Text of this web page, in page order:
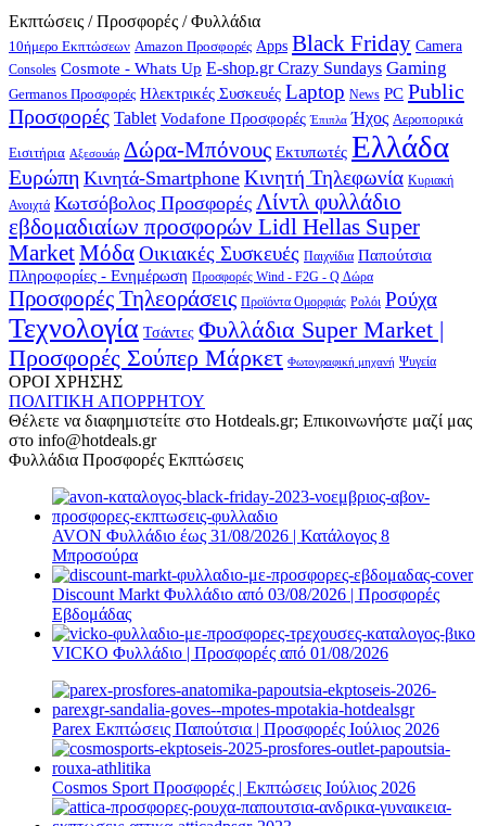
Εκπτώσεις / Προσφορές / Φυλλάδια
10ήμερο Εκπτώσεων Amazon Προσφορές Apps Black Friday Camera
Consoles Cosmote - Whats Up E-shop.gr Crazy Sundays Gaming
Germanos Προσφορές Hλεκτρικές Συσκευές Laptop News PC Public
Προσφορές Tablet Vodafone Προσφορές Έπιπλα Ήχος Αεροπορικά
Εισιτήρια Αξεσουάρ Δώρα-Μπόνους Εκτυπωτές Ελλάδα
Ευρώπη Κινητά-Smartphone Κινητή Τηλεφωνία Κυριακή
Ανοιχτά Κωτσόβολος Προσφορές Λίντλ φυλλάδιο
εβδομαδιαίων προσφορών Lidl Hellas Super
MarketΜόδαΟικιακές Συσκευές Παιχνίδια Παπούτσια
Πληροφορίες - Ενημέρωση Προσφορές Wind - F2G - Q Δώρα
Προσφορές Τηλεοράσεις Προϊόντα Ομορφιάς Ρολόι Ρούχα
Τεχνολογία Τσάντες Φυλλάδια Super Market |
Προσφορές Σούπερ Μάρκετ Φωτογραφική μηχανή Ψυγεία
ΟΡΟΙ ΧΡΗΣΗΣ
ΠΟΛΙΤΙΚΗ ΑΠΟΡΡΗΤΟΥ
Θέλετε να διαφημιστείτε στο Hotdeals.gr; Επικοινωνήστε μαζί μας
στο info@hotdeals.gr
Φυλλάδια Προσφορές Εκπτώσεις
AVON Φυλλάδιο έως 31/08/2026 | Κατάλογος 8
Μπροσούρα
Discount Markt Φυλλάδιο από 03/08/2026 | Προσφορές
Εβδομάδας
VICKO Φυλλάδιο | Προσφορές από 01/08/2026
Parex Εκπτώσεις Παπούτσια | Προσφορές Ιούλιος 2026
Cosmos Sport Προσφορές | Εκπτώσεις Ιούλιος 2026